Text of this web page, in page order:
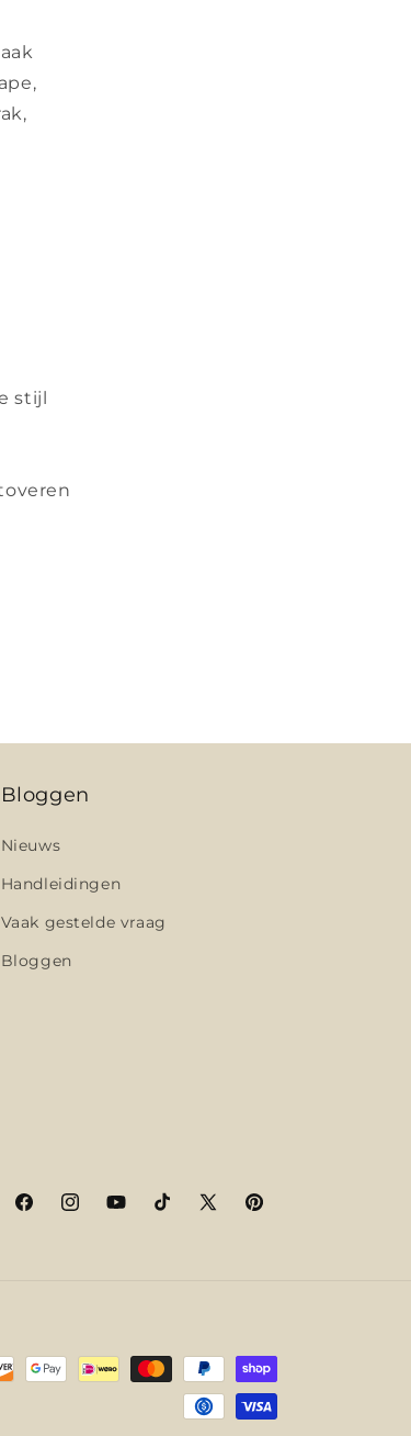
stijl
Bloggen
Nieuws
Handleidingen
Vaak gestelde vraag
Bloggen
FacebookInstagramYouTubeTikTokX
Pinterest